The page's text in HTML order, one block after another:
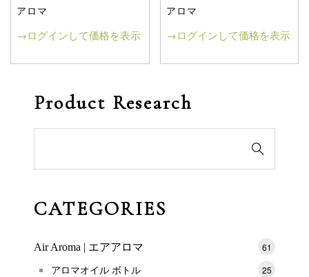
アロマ
→ログインして価格を表示
アロマ
→ログインして価格を表示
Product Research

CATEGORIES
Air Aroma | エアアロマ 61
アロマオイル ボトル 25